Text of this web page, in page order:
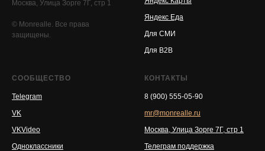
Москва, Улица Зорге 7Г, стр 1
© Monrealle. Все права
защищены.
Яндекс Еда
Для СМИ
Для B2B
СООБЩЕСТВО
Telegram
VK
VKVideo
Одноклассники
КОНТАКТЫ
8 (900) 555-05-90
mr@monrealle.ru
Москва, Улица Зорге 7Г, стр 1
Телеграм поддержка